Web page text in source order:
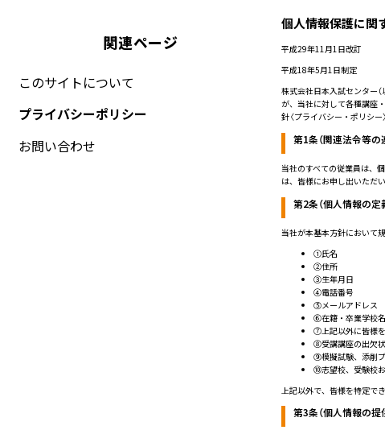
関連ページ
このサイトについて
プライバシーポリシー
お問い合わせ
個人情報保護に関
平成29年11月1日改訂
平成18年5月1日制定
株式会社日本入試センター
が、当社に対して各種講座
針〈プライバシー・ポリシー
第1条（関連法令等の
当社のすべての従業員は、
は、皆様にお申し出いただ
第2条（個人情報の定
当社が本基本方針において
①氏名
②住所
③生年月日
④電話番号
⑤メールアドレス
⑥在籍・卒業学校名
⑦上記以外に皆様を
⑧受講講座の出欠
⑨模擬試験、添削
⑩志望校、受験校
上記以外で、皆様を特定で
第3条（個人情報の提